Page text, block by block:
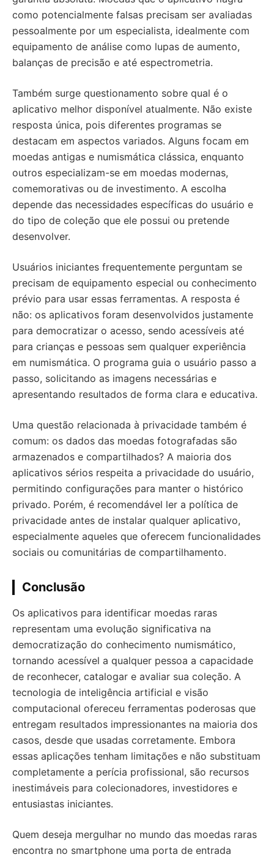
como potencialmente falsas precisam ser avaliadas
pessoalmente por um especialista, idealmente com
equipamento de análise como lupas de aumento,
balanças de precisão e até espectrometria.
Também surge questionamento sobre qual é o
aplicativo melhor disponível atualmente. Não existe
resposta única, pois diferentes programas se
destacam em aspectos variados. Alguns focam em
moedas antigas e numismática clássica, enquanto
outros especializam-se em moedas modernas,
comemorativas ou de investimento. A escolha
depende das necessidades específicas do usuário e
do tipo de coleção que ele possui ou pretende
desenvolver.
Usuários iniciantes frequentemente perguntam se
precisam de equipamento especial ou conhecimento
prévio para usar essas ferramentas. A resposta é
não: os aplicativos foram desenvolvidos justamente
para democratizar o acesso, sendo acessíveis até
para crianças e pessoas sem qualquer experiência
em numismática. O programa guia o usuário passo a
passo, solicitando as imagens necessárias e
apresentando resultados de forma clara e educativa.
Uma questão relacionada à privacidade também é
comum: os dados das moedas fotografadas são
armazenados e compartilhados? A maioria dos
aplicativos sérios respeita a privacidade do usuário,
permitindo configurações para manter o histórico
privado. Porém, é recomendável ler a política de
privacidade antes de instalar qualquer aplicativo,
especialmente aqueles que oferecem funcionalidades
sociais ou comunitárias de compartilhamento.
Conclusão
Os aplicativos para identificar moedas raras
representam uma evolução significativa na
democratização do conhecimento numismático,
tornando acessível a qualquer pessoa a capacidade
de reconhecer, catalogar e avaliar sua coleção. A
tecnologia de inteligência artificial e visão
computacional ofereceu ferramentas poderosas que
entregam resultados impressionantes na maioria dos
casos, desde que usadas corretamente. Embora
essas aplicações tenham limitações e não substituam
completamente a perícia profissional, são recursos
inestimáveis para colecionadores, investidores e
entusiastas iniciantes.
Quem deseja mergulhar no mundo das moedas raras
encontra no smartphone uma porta de entrada